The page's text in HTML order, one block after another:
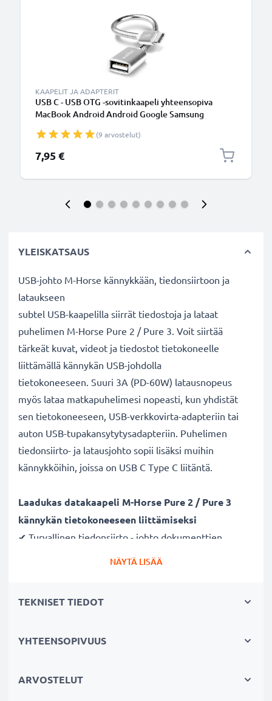
KAAPELIT JA ADAPTERIT
USB C - USB OTG -sovitinkaapeli yhteensopiva
MacBook Android Android Google Samsung
kanssa, Hopea
(9 arvostelut)
7,95 €
YLEISKATSAUS
USB-johto M-Horse kännykkään, tiedonsiirtoon ja
lataukseen
subtel USB-kaapelilla siirrät tiedostoja ja lataat
puhelimen M-Horse Pure 2 / Pure 3. Voit siirtää
tärkeät kuvat, videot ja tiedostot tietokoneelle
liittämällä kännykän USB-johdolla
tietokoneeseen. Suuri 3A (PD-60W) latausnopeus
myös lataa matkapuhelimesi nopeasti, kun yhdistät
sen tietokoneeseen, USB-verkkovirta-adapteriin tai
auton USB-tupakansytytysadapteriin. Puhelimen
tiedonsiirto- ja latausjohto sopii lisäksi muihin
kännykköihin, joissa on USB C Type C liitäntä.
Laadukas datakaapeli M-Horse Pure 2 / Pure 3
kännykän tietokoneeseen liittämiseksi
✔ Turvallinen tiedonsiirto - johto dokumenttien,
suurella 5 GBit/s - USB 3.1 Gen 1 (USB 3.0) nopeudella
USB 3.1 Gen 1 versiolla
NÄYTÄ LISÄÄ
TEKNISET TIEDOT
YHTEENSOPIVUUS
ARVOSTELUT